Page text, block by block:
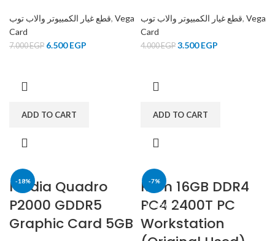
قطع غيار الكمبيوتر والاب توب, Vega
Card
7.000EGP 6.500EGP
ADD TO CART
قطع غيار الكمبيوتر والاب توب, Vega
Card
4.000EGP 3.500EGP
ADD TO CART
-18%
Nvidia Quadro
P2000 GDDR5
Graphic Card 5GB
-7%
SOLD OUT
Ram 16GB DDR4
PC4 2400T PC
Workstation